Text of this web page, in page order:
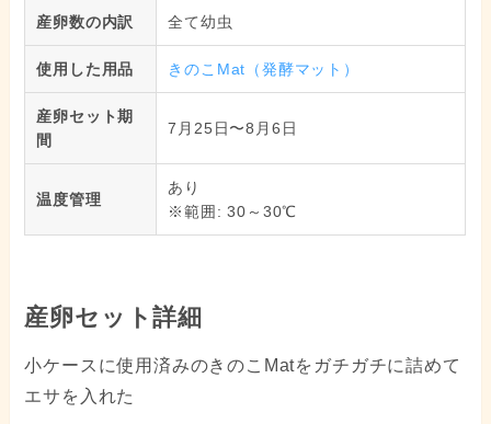
産卵数の内訳 全て幼虫
使用した用品 きのこMat（発酵マット）
産卵セット期
間
7月25日〜8月6日
温度管理
あり
※範囲: 30～30℃
産卵セット詳細
小ケースに使用済みのきのこMatをガチガチに詰めて
エサを入れた